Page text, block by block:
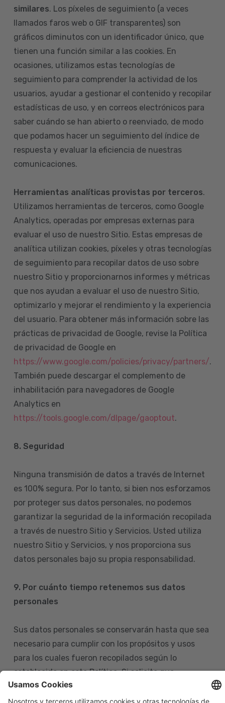
similares. Los píxeles de seguimiento (a veces
llamados faros web o GIF transparentes) son
gráficos diminutos con un identificador único, que
tienen una función similar a las cookies. En
ocasiones, utilizamos estas tecnologías de
seguimiento para comprender la actividad de los
usuarios, ayudar a gestionar el contenido y recopilar
estadísticas de uso, y en correos electrónicos para
saber cuándo se han abierto o reenviado, de modo
que podamos hacer un seguimiento del índice de
respuesta y evaluar la eficiencia de nuestras
comunicaciones.
Herramientas analíticas provistas por terceros.
Utilizamos herramientas de terceros, como Google
Analytics, operadas por empresas externas para
evaluar el uso de nuestro Sitio. Estas empresas de
analítica utilizan cookies, píxeles y otras tecnologías
de seguimiento para recopilar datos de uso sobre
nuestro Sitio y proporcionarnos informes y métricas
que nos ayudan a evaluar el uso de nuestro Sitio,
optimizarlo y mejorar el rendimiento y la experiencia
del usuario. Para obtener más información sobre las
prácticas de privacidad de Google, revise la Política
de privacidad de Google en
https://www.google.com/policies/privacy/partners/.
También puede descargar el complemento de
inhabilitación para navegadores de Google
Analytics en
https://tools.google.com/dlpage/gaoptout.
8. Seguridad
Ninguna transmisión de datos a través de Internet
es 100% segura. Por lo tanto, si bien nos esforzamos
por proteger sus datos personales, no podemos
garantizar la seguridad de la información recopilada
a través de nuestro Sitio y Servicios. Usted utiliza
nuestro Sitio y Servicios, y nos proporciona sus
datos personales bajo su propia responsabilidad.
9. Por cuánto tiempo retenemos sus datos
personales
Sus datos personales se conservarán hasta que sea
necesario para cumplir con los propósitos y usos
para los cuales fueron recopilados según lo
establecido en esta Política. Si solicita que
eliminemos sus datos personales de nuestras bases
de datos, tenga en cuenta que igualmente